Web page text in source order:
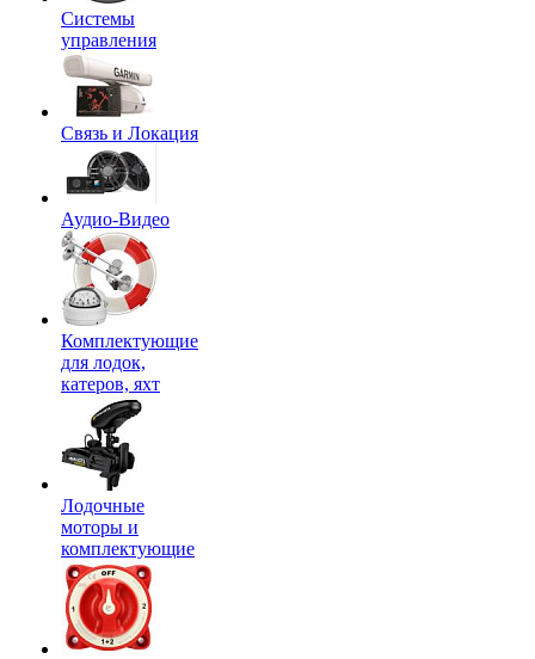
Системы
управления
Связь и Локация
Аудио-Видео
Комплектующие
для лодок,
катеров, яхт
Лодочные
моторы и
комплектующие